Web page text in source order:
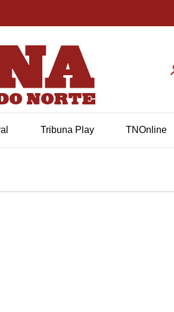
Tribuna Play TNOnline